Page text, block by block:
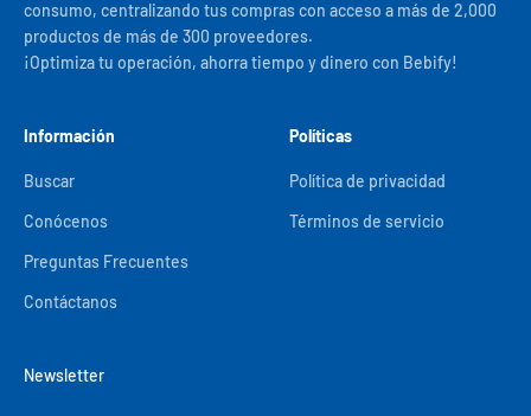
consumo, centralizando tus compras con acceso a más de 2,000
productos de más de 300 proveedores.
¡Optimiza tu operación, ahorra tiempo y dinero con Bebify!
Información
Buscar
Conócenos
Preguntas Frecuentes
Contáctanos
Políticas
Política de privacidad
Términos de servicio
Newsletter